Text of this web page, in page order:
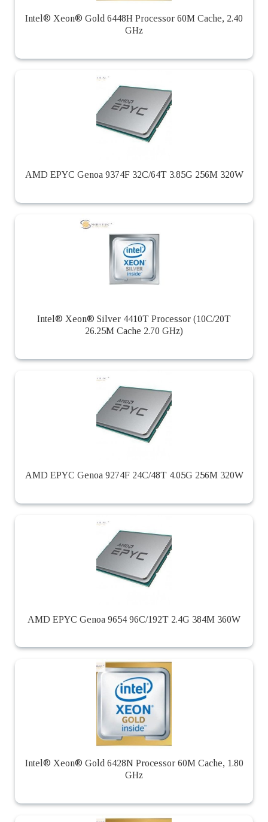
Intel® Xeon® Gold 6448H Processor 60M Cache, 2.40
GHz
AMD EPYC Genoa 9374F 32C/64T 3.85G 256M 320W
Intel® Xeon® Silver 4410T Processor (10C/20T
26.25M Cache 2.70 GHz)
AMD EPYC Genoa 9274F 24C/48T 4.05G 256M 320W
AMD EPYC Genoa 9654 96C/192T 2.4G 384M 360W
Intel® Xeon® Gold 6428N Processor 60M Cache, 1.80
GHz